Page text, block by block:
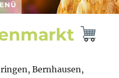
Bernhausen,